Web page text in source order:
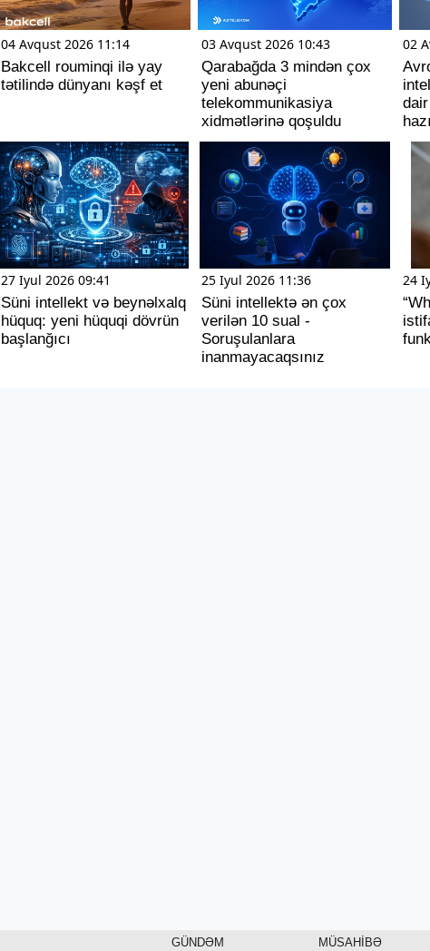
04 Avqust 2026 11:14
Bakcell rouminqi ilə yay
tətilində dünyanı kəşf et
03 Avqust 2026 10:43
Qarabağda 3 mindən çox
yeni abunəçi
telekommunikasiya
xidmətlərinə qoşuldu
02
27 Iyul 2026 09:41
Süni intellekt və beynəlxalq
hüquq: yeni hüquqi dövrün
başlanğıcı
25 Iyul 2026 11:36
Süni intellektə ən çox
verilən 10 sual -
Soruşulanlara
inanmayacaqsınız
24
GÜNDƏM MÜSAHİBƏ